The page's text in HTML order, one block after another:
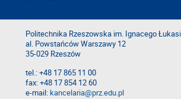
Politechnika Rzeszowska im. Ignacego
al. Powstańców Warszawy 12
35-029 Rzeszów
tel.: +48 17 865 11 00
fax: +48 17 854 12 60
e-mail:kancelaria@prz.edu.pl